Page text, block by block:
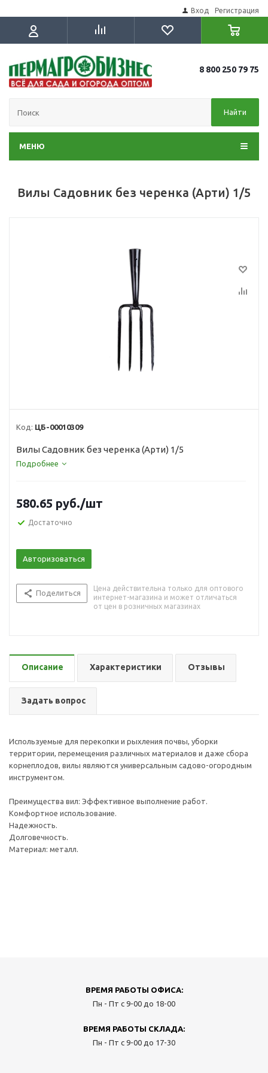
Вход Регистрация
8 800 250 79 75
Найти
МЕНЮ
Вилы Садовник без черенка (Арти) 1/5
Код: ЦБ-00010309
Вилы Садовник без черенка (Арти) 1/5
Подробнее
580.65 руб./шт
Достаточно
Авторизоваться
Поделиться
Цена действительна только для оптового
интернет-магазина и может отличаться
от цен в розничных магазинах
Описание Характеристики Отзывы
Задать вопрос
Используемые для перекопки и рыхления почвы, уборки
территории, перемещения различных материалов и даже сбора
корнеплодов, вилы являются универсальным садово-огородным
инструментом.
Преимущества вил: Эффективное выполнение работ.
Комфортное использование.
Надежность.
Долговечность.
Материал: металл.
ВРЕМЯ РАБОТЫ ОФИСА:
Пн - Пт с 9-00 до 18-00
ВРЕМЯ РАБОТЫ СКЛАДА:
Пн - Пт с 9-00 до 17-30